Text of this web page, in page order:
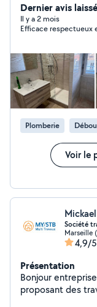
installation
climatiseurs.
Dernier avis
Il y a 2 mois
Efficace respectueux
Plomberie
Voir le
Société
Marseille
4,9/5
Présentation
Bonjour
proposant des